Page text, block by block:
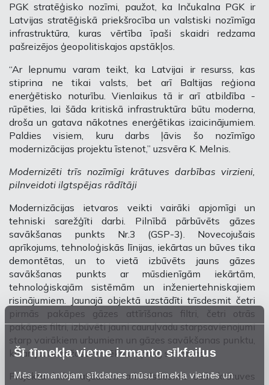
Šī tīmekļa vietne izmanto sīkfailus
Mēs izmantojam sīkdatnes mūsu tīmekļa vietnēs un
PGK stratēģisko nozīmi, paužot, ka Inčukalna PGK ir
Latvijas stratēģiskā priekšrocība un valstiski nozīmīga
infrastruktūra, kuras vērtība īpaši skaidri redzama
pašreizējos ģeopolitiskajos apstākļos.
“Ar lepnumu varam teikt, ka Latvijai ir resurss, kas
stiprina ne tikai valsts, bet arī Baltijas reģiona
enerģētisko noturību. Vienlaikus tā ir arī atbildība -
rūpēties, lai šāda kritiskā infrastruktūra būtu moderna,
droša un gatava nākotnes enerģētikas izaicinājumiem.
Paldies visiem, kuru darbs ļāvis šo nozīmīgo
modernizācijas projektu īstenot,” uzsvēra K. Melnis.
Modernizēti trīs nozīmīgi krātuves darbības virzieni,
pilnveidoti ilgtspējas rādītāji
Modernizācijas ietvaros veikti vairāki apjomīgi un
tehniski sarežģīti darbi. Pilnībā pārbūvēts gāzes
savākšanas punkts Nr.3 (GSP-3). Novecojušais
aprīkojums, tehnoloģiskās līnijas, iekārtas un būves tika
demontētas, un to vietā izbūvēts jauns gāzes
savākšanas punkts ar mūsdienīgām iekārtām,
tehnoloģiskajām sistēmām un inženiertehniskajiem
risinājumiem. Jaunajā objektā uzstādīti trīsdesmit četri
pirmās pakāpes gāzes attīrīšanas filtri, četri otrās
pakāpes filtri, izbūvēti jauni cauruļvadu starpsavienojumi
starp vairākiem urbumiem un gāzes savākšanas punktu,
kā arī jauna ražošanas ēka un palīg sistēmas.
Projekta laikā atjaunoti arī trīsdesmit seši krātuves